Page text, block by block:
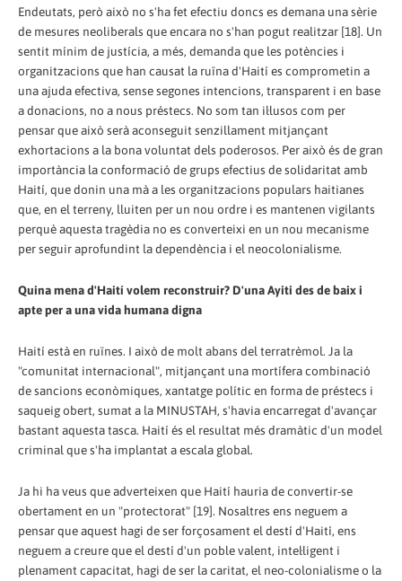
Endeutats, però això no s'ha fet efectiu doncs es demana una sèrie
de mesures neoliberals que encara no s'han pogut realitzar [18]. Un
sentit mínim de justícia, a més, demanda que les potències i
organitzacions que han causat la ruïna d'Haití es comprometin a
una ajuda efectiva, sense segones intencions, transparent i en base
a donacions, no a nous préstecs. No som tan il·lusos com per
pensar que això serà aconseguit senzillament mitjançant
exhortacions a la bona voluntat dels poderosos. Per això és de gran
importància la conformació de grups efectius de solidaritat amb
Haití, que donin una mà a les organitzacions populars haitianes
que, en el terreny, lluiten per un nou ordre i es mantenen vigilants
perquè aquesta tragèdia no es converteixi en un nou mecanisme
per seguir aprofundint la dependència i el neocolonialisme.
Quina mena d'Haití volem reconstruir? D'una Ayiti des de baix i
apte per a una vida humana digna
Haití està en ruïnes. I això de molt abans del terratrèmol. Ja la
"comunitat internacional", mitjançant una mortífera combinació
de sancions econòmiques, xantatge polític en forma de préstecs i
saqueig obert, sumat a la MINUSTAH, s'havia encarregat d'avançar
bastant aquesta tasca. Haití és el resultat més dramàtic d'un model
criminal que s'ha implantat a escala global.
Ja hi ha veus que adverteixen que Haití hauria de convertir-se
obertament en un "protectorat" [19]. Nosaltres ens neguem a
pensar que aquest hagi de ser forçosament el destí d'Haití, ens
neguem a creure que el destí d'un poble valent, intel·ligent i
plenament capacitat, hagi de ser la caritat, el neo-colonialisme o la